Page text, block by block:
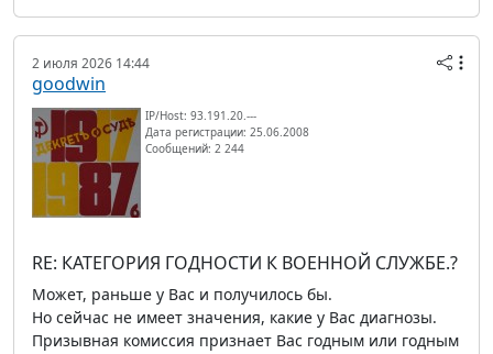
2 июля 2026 14:44
goodwin
IP/Host: 93.191.20.---
Дата регистрации: 25.06.2008
Сообщений: 2 244
RE: КАТЕГОРИЯ ГОДНОСТИ К ВОЕННОЙ СЛУЖБЕ.?
Может, раньше у Вас и получилось бы.
Но сейчас не имеет значения, какие у Вас диагнозы.
Призывная комиссия признает Вас годным или годным